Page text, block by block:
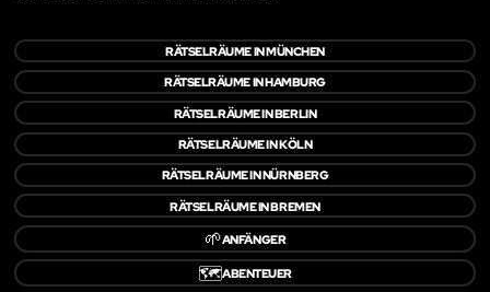
RÄTSELRÄUME IN MÜNCHEN
RÄTSELRÄUME IN HAMBURG
RÄTSELRÄUME IN BERLIN
RÄTSELRÄUME IN KÖLN
RÄTSELRÄUME IN NÜRNBERG
RÄTSELRÄUME IN BREMEN
🌱ANFÄNGER
🗺️ABENTEUER